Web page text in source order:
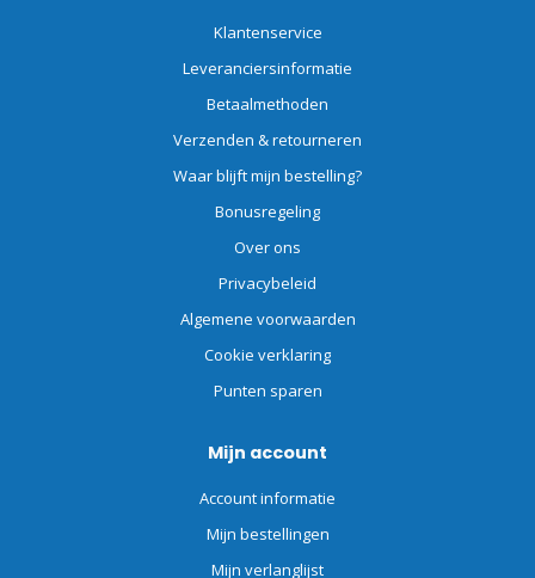
Klantenservice
Leveranciersinformatie
Betaalmethoden
Verzenden & retourneren
Waar blijft mijn bestelling?
Bonusregeling
Over ons
Privacybeleid
Algemene voorwaarden
Cookie verklaring
Punten sparen
Mijn account
Account informatie
Mijn bestellingen
Mijn verlanglijst